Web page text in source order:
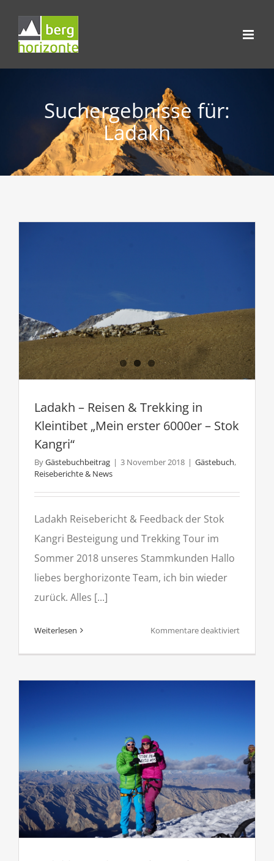
content
Suchergebnisse für:
Ladakh
Ladakh – Reisen & Trekking in
Kleintibet „Mein erster 6000er – Stok
Kangri“
ByGästebuchbeitrag | 3 November 2018 | Gästebuch,
Reiseberichte & News
Ladakh Reisebericht & Feedback der Stok
Kangri Besteigung und Trekking Tour im
Sommer 2018 unseres Stammkunden Hallo
liebes berghorizonte Team, ich bin wieder
zurück. Alles [...]
Weiterlesen Kommentare deaktiviertfür
Reisen
„Mein
erster
6000er
–
Stok
Kangri“